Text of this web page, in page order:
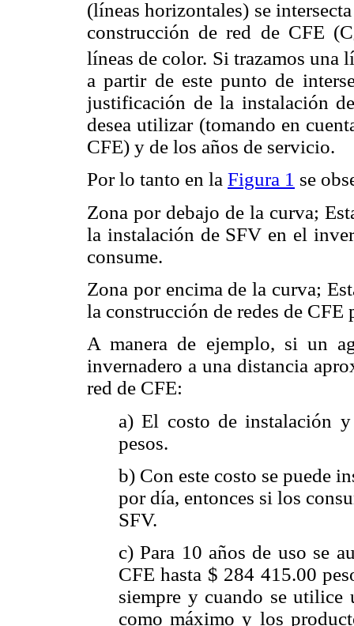
(líneas horizontales) se
construcción de red de CFE (C
líneas de color. Si trazamos una
a partir de este punto de
justificación de la instalación
desea utilizar (tomando en
CFE) y de los años de servicio.
Por lo tanto en la Figura 1 se
Zona por debajo de la curva;
la instalación de SFV en el
consume.
Zona por encima de la curva;
la construcción de redes de CFE
A manera de ejemplo, si un
invernadero a una distancia
red de CFE:
a) El costo de instalación
pesos.
b) Con este costo se puede
por día, entonces si los
SFV.
c) Para 10 años de uso se
CFE hasta $ 284 415.00
siempre y cuando se utilice
como máximo y los